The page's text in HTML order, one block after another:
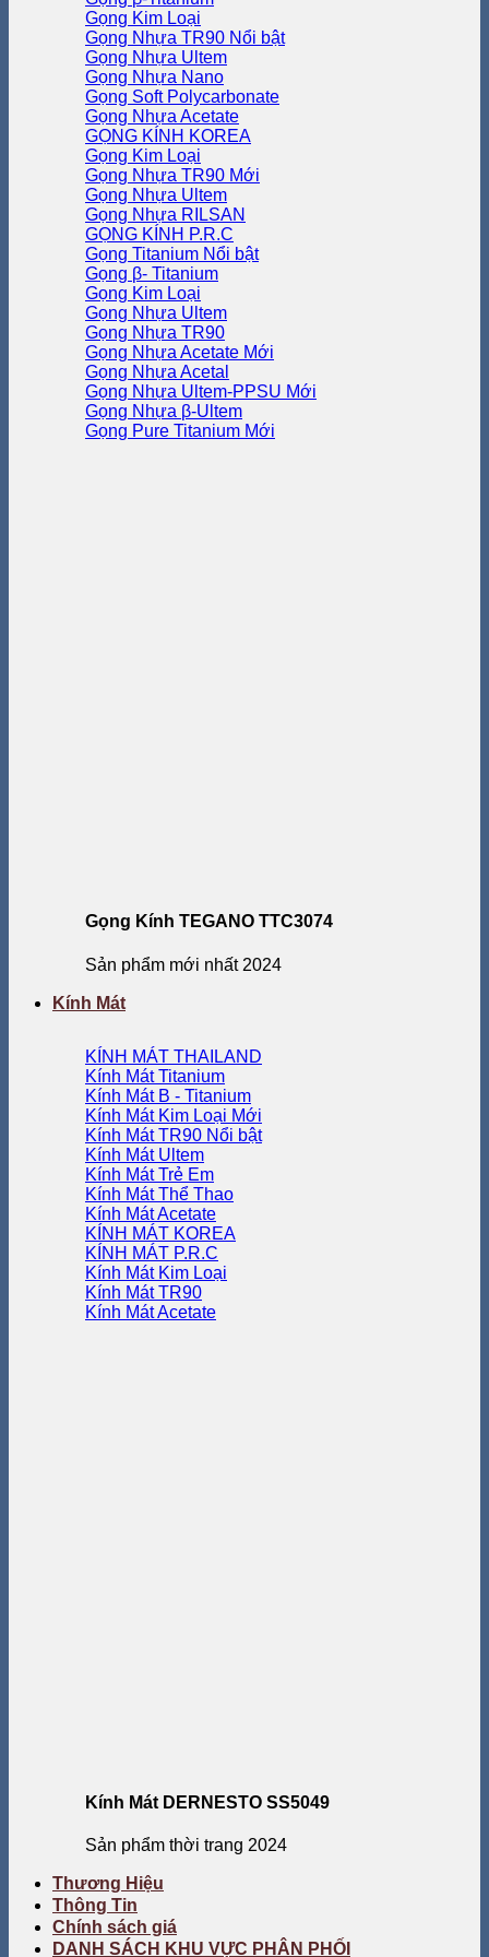
Gọng Kim Loại
Gọng Nhựa TR90
Gọng Nhựa Ultem
Gọng Nhựa Nano
Gọng Soft Polycarbonate
Gọng Nhựa Acetate
GỌNG KÍNH KOREA
Gọng Kim Loại
Gọng Nhựa TR90
Gọng Nhựa Ultem
Gọng Nhựa RILSAN
GỌNG KÍNH P.R.C
Gọng Titanium
Gọng β- Titanium
Gọng Kim Loại
Gọng Nhựa Ultem
Gọng Nhựa TR90
Gọng Nhựa Acetate
Gọng Nhựa Acetal
Gọng Nhựa Ultem-PPSU
Gọng Nhựa β-Ultem
Gọng Pure Titanium
Gọng Kính TEGANO TTC3074
Sản phẩm mới nhất 2024
Kính Mát
KÍNH MÁT THAILAND
Kính Mát Titanium
Kính Mát B - Titanium
Kính Mát Kim Loại
Kính Mát TR90
Kính Mát Ultem
Kính Mát Trẻ Em
Kính Mát Thể Thao
Kính Mát Acetate
KÍNH MÁT KOREA
KÍNH MÁT P.R.C
Kính Mát Kim Loại
Kính Mát TR90
Kính Mát Acetate
Kính Mát DERNESTO SS5049
Sản phẩm thời trang 2024
Thương Hiệu
Thông Tin
Chính sách giá
DANH SÁCH KHU VỰC PHÂN PHỐI